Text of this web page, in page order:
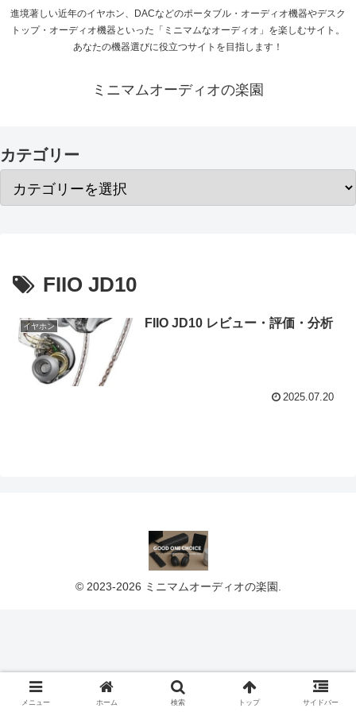
進境著しい近年のイヤホン、DACなどのポータブル・オーディオ機器やデスク
トップ・オーディオ機器といった「ミニマムなオーディオ」を楽しむサイト。
あなたの機器選びに役立つサイトを目指します！
ミニマムオーディオの楽園
カテゴリー
FIIO JD10
イヤホン FIIO JD10 レビュー・評価・分析
2025.07.20
© 2023-2026 ミニマムオーディオの楽園.
メニュー ホーム 検索 トップ サイドバー